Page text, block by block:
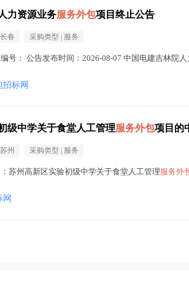
力资源业务服务外包项目终止公告
春 采购类型 | 服务
号： 公告发布时间：2026-08-07 中国电建吉林院
招标网
级中学关于食堂人工管理 服务外包项目的
州 采购类型 | 服务
苏州高新区实验初级中学关于食堂人工管理服务外
网